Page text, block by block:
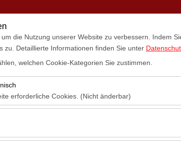
die Nutzung unserer Website zu verbessern. Indem
zu. Detaillierte Informationen finden Sie unter
welchen Cookie-Kategorien Sie zustimmen.
erforderliche Cookies. (Nicht änderbar)
ordnungsgemäße Funktionieren der Website, die
erforderlich. Sie können nicht deaktiviert werden.
es uns, zu analysieren, wie unsere Website genutzt